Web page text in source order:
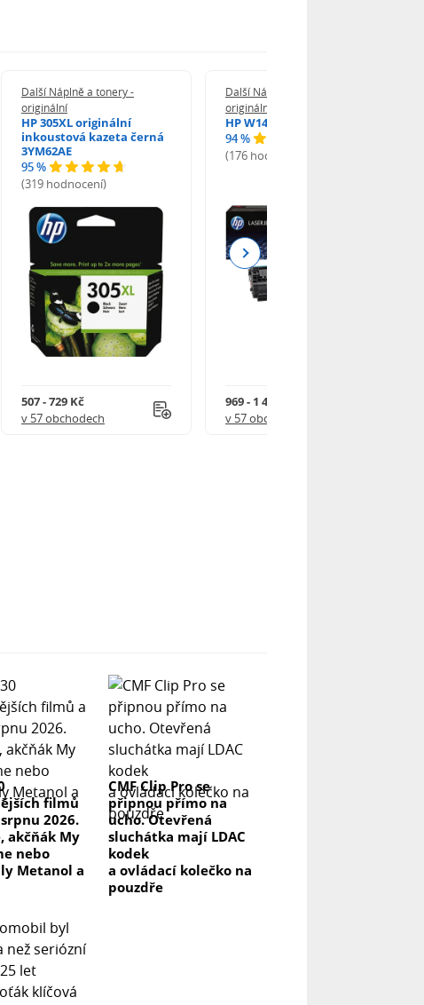
Další Náplně a tonery -
originální
HP 305XL originální
inkoustová kazeta černá
3YM62AE
95 %
(319 hodnocení)
507 - 729 Kč
v 57 obchodech
Další Náplně a tonery -
originální
HP W1420A - originální
94 %
(176 hodnocení)
969 - 1 490 Kč
v 57 obchodech
Next
filmů
2026.
akčňák My
nebo
Metanol a
CMF Clip Pro se
připnou přímo na
ucho. Otevřená
sluchátka mají LDAC
kodek
a ovládací kolečko na
pouzdře